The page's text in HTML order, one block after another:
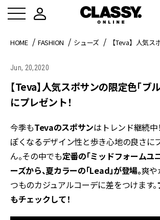
HOME FASHION シューズ 【Teva】人気
Jun, 20,2020
【Teva】人気スポサンの限定色「ブ
にプレゼント！
今季もTevaのスポサンはトレンド継続中
ぽくなるデザイン性と歩き心地の良さに
ん。その中でも定番の「ミッドフォームユ
ーズから、夏カラーの「Lead」が登場。爽や
つものカジュアルコーデに差をつけます。
もチェックして！